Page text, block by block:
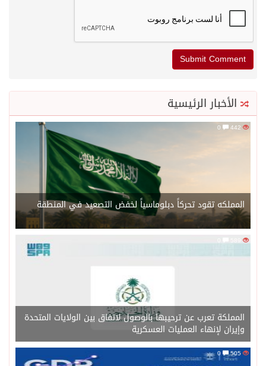
الأخبار الرئيسية
المملكه تقود تحركاً دبلوماسياً لخفض التصعيد في المنطقة
589
المملكة تعرب عن ترحيبها بالوصول لاتفاق بين الولايات المتحدة
وإيران لإنهاء العمليات العسكرية
505